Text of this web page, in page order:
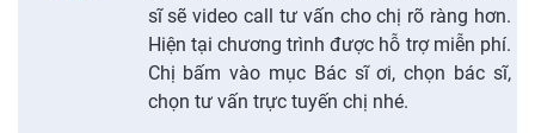
sĩ sẽ video call tư vấn cho chị rõ ràng hơn.
Hiện tại chương trình được hỗ trợ miễn phí.
Chị bấm vào mục Bác sĩ ơi, chọn bác sĩ,
chọn tư vấn trực tuyến chị nhé.